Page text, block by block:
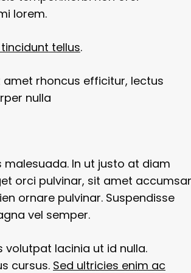
lorem.
tellus.
rhoncus efficitur, lectus
nulla
In ut justo at diam
orci pulvinar, sit amet
ornare pulvinar. Suspendisse
vel semper.
lacinia ut id nulla.
cursus. Sed ultricies enim ac